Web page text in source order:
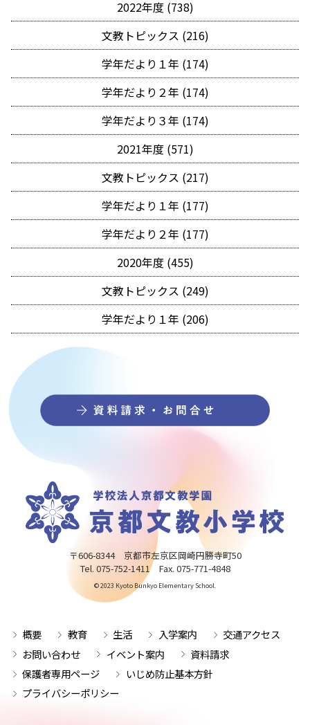
2022年度 (738)
文教トピックス (216)
学年だより１年 (174)
学年だより２年 (174)
学年だより３年 (174)
2021年度 (571)
文教トピックス (217)
学年だより１年 (177)
学年だより２年 (177)
2020年度 (455)
文教トピックス (249)
学年だより１年 (206)
〒606-8344 京都市左京区岡崎円勝寺町50
Tel. 075-752-1411 Fax. 075-771-4848
© 2023 Kyoto Bunkyo Elementary School.
概要 教育 生活 入学案内
交通アクセス
お問い合わせ
イベント案内
資料請求
保護者専用ページ
いじめ防止基本方針
プライバシーポリシー